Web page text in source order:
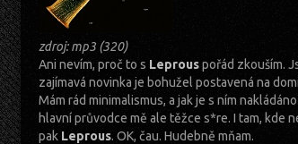
zdroj: mp3 (320)
Ani nevím, proč to s Leprouspořád zkouším.
zajímavá novinka je bohužel postavená na
Mám rád minimalismus, a jak je s ním
hlavní průvodce mě ale těžce s*re. I tam, kde
pak Leprous. OK, čau. Hudebně mňam.